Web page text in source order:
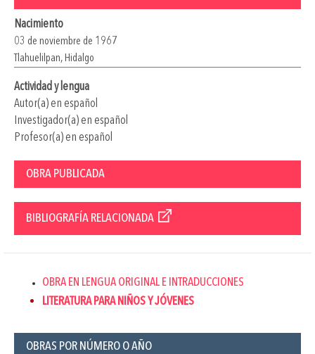
Nacimiento
03 de noviembre de 1967
Tlahuelilpan, Hidalgo
Actividad y lengua
Autor(a) en español
Investigador(a) en español
Profesor(a) en español
OBRA PUBLICADA
BIBLIOGRAFÍA RELACIONADA
OBRA EN LENGUA ORIGINAL E INTRADUCCIONES
LITERATURA PARA NIÑOS Y JÓVENES
OBRAS POR NÚMERO O AÑO